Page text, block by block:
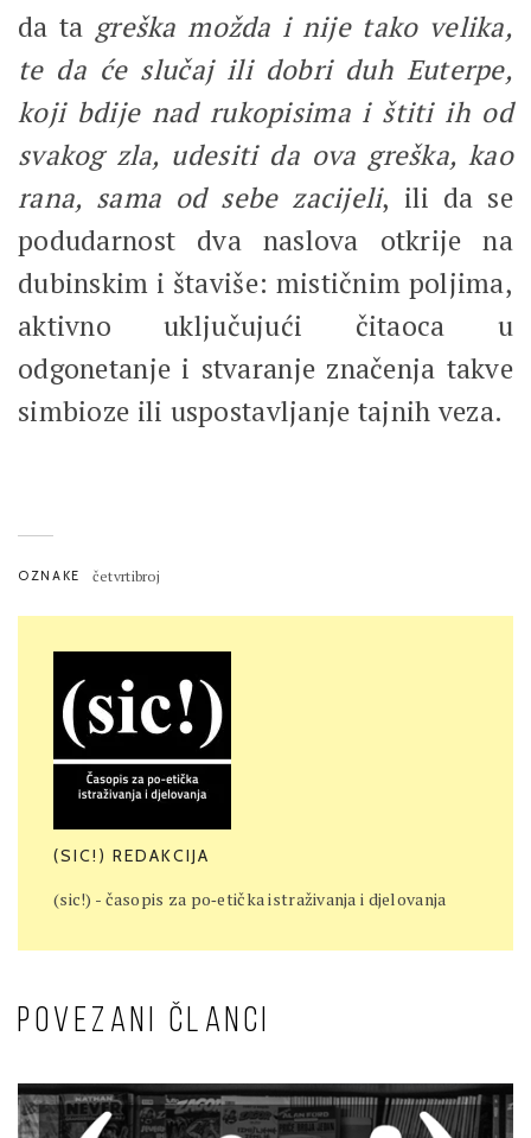
da ta greška možda i nije tako velika,
te da će slučaj ili dobri duh Euterpe,
koji bdije nad rukopisima i štiti ih od
svakog zla, udesiti da ova greška, kao
rana, sama od sebe zacijeli, ili da se
podudarnost dva naslova otkrije na
dubinskim i štaviše: mističnim poljima,
aktivno uključujući čitaoca u
odgonetanje i stvaranje značenja takve
simbioze ili uspostavljanje tajnih veza.
OZNAKE četvrtibroj
(SIC!) REDAKCIJA
(sic!) - časopis za po‐etička istraživanja i djelovanja
POVEZANI ČLANCI